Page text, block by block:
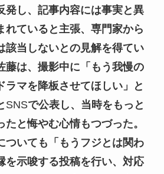
発し、記事内容には事実と異
れていると主張、専門家から
該当しないとの見解を得てい
藤は、撮影中に「もう我慢の
ラマを降板させてほしい」と
SNSで公表し、当時をもっと
と悔やむ心情もつづった。
ついても「もうフジとは関わ
を示唆する投稿を行い、対応